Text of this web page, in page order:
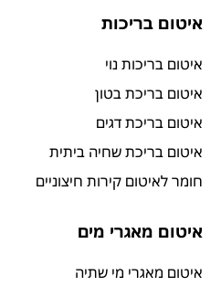
איטום בריכות
איטום בריכות נוי
איטום בריכת בטון
איטום בריכת דגים
איטום בריכת שחיה ביתית
חומר לאיטום קירות חיצוניים
איטום מאגרי מים
איטום מאגרי מי שתיה